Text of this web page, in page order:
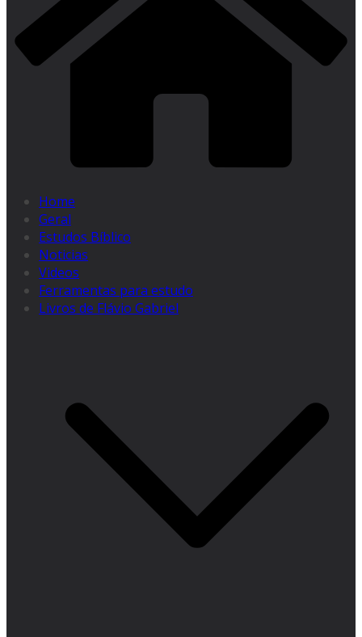
Home
Geral
Estudos Bíblico
Noticias
Videos
Ferramentas para estudo
Livros de Flávio Gabriel